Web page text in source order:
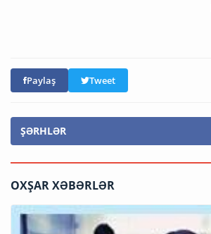
Paylaş Tweet
ŞƏRHLƏR
OXŞAR XƏBƏRLƏR